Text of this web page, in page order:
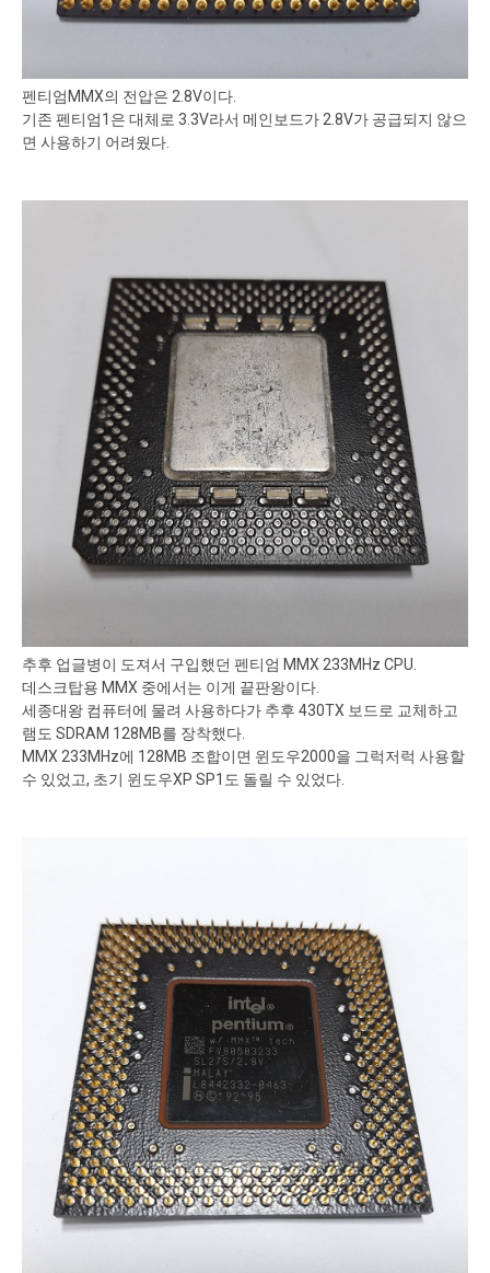
펜티엄MMX의 전압은 2.8V이다.
기존 펜티엄1은 대체로 3.3V라서 메인보드가 2.8V가 공급되지 않으
면 사용하기 어려웠다.
추후 업글병이 도져서 구입했던 펜티엄 MMX 233MHz CPU.
데스크탑용 MMX 중에서는 이게 끝판왕이다.
세종대왕 컴퓨터에 물려 사용하다가 추후 430TX 보드로 교체하고
램도 SDRAM 128MB를 장착했다.
MMX 233MHz에 128MB 조합이면 윈도우2000을 그럭저럭 사용할
수 있었고, 초기 윈도우XP SP1도 돌릴 수 있었다.